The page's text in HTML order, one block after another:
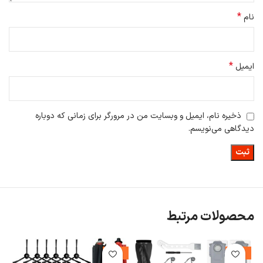
نام*
ایمیل *
ذخیره نام، ایمیل و وبسایت من در مرورگر برای زمانی که دوباره
دیدگاهی می‌نویسم.
محصولات مرتبط
-10%
-31%